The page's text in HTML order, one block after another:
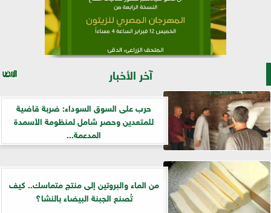
آخر الأخبار
حرب على السوق السوداء: ضربة قاضية
للمتعدين وحصر شامل لمنظومة الأسمدة
المدعمة...
من الماء والبروتين إلى منتج متماسك.. كيف
تُصنع الجبنة البيضاء بالنشا؟